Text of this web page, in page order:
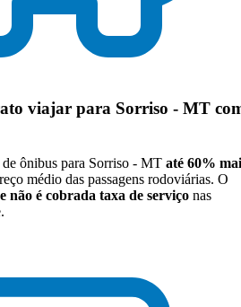
viajar para Sorriso - MT
ônibus para Sorriso - MT até 60%
médio das passagens rodoviárias. O
não é cobrada taxa de serviço nas